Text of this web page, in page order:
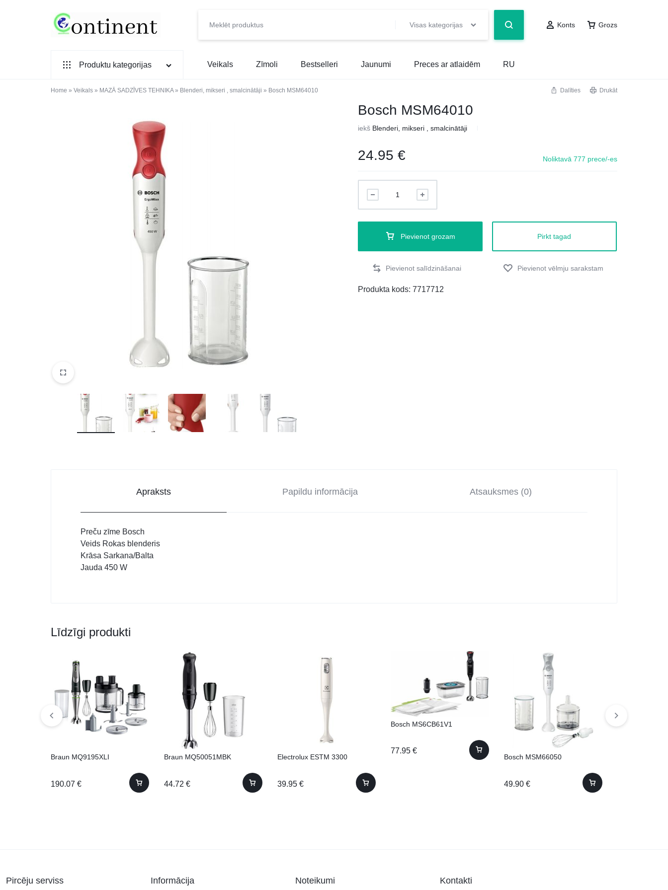
PREČU
INTERNETVEIKALS
Visas kategorijas Konts Grozs
Produktu kategorijas
SADZĪVES TEHNIKA
MAZĀ SADZĪVES TEHNIKA
SKAISTUMAM UN VESELĪBAI
DATORTEHNIKA, PRECES
Veikals Zīmoli Bestselleri Jaunumi Preces ar atlaidēm RU
Home » Veikals » MAZĀ SADZĪVES TEHNIKA» Blenderi, mikseri , smalcinātāji » Bosch MSM64010 Dalīties Drukāt
Bosch MSM64010
iekš Blenderi, mikseri , smalcinātāji
24.95€ Noliktavā 777 prece/-es
Pievienot grozam Pirkt tagad
Produkta kods:7717712
Apraksts Papildu informācija Atsauksmes (0)
Preču zīme Bosch
Veids Rokas blenderis
Krāsa Sarkana/Balta
Jauda 450 W
Līdzīgi produkti
Braun MQ9195XLI
190.07 €
Braun MQ50051MBK
44.72 €
Electrolux ESTM 3300
39.95 €
Bosch MS6CB61V1
77.95 €
Bosch MSM66050
49.90 €
Pircēju serviss Informācija Noteikumi Kontakti